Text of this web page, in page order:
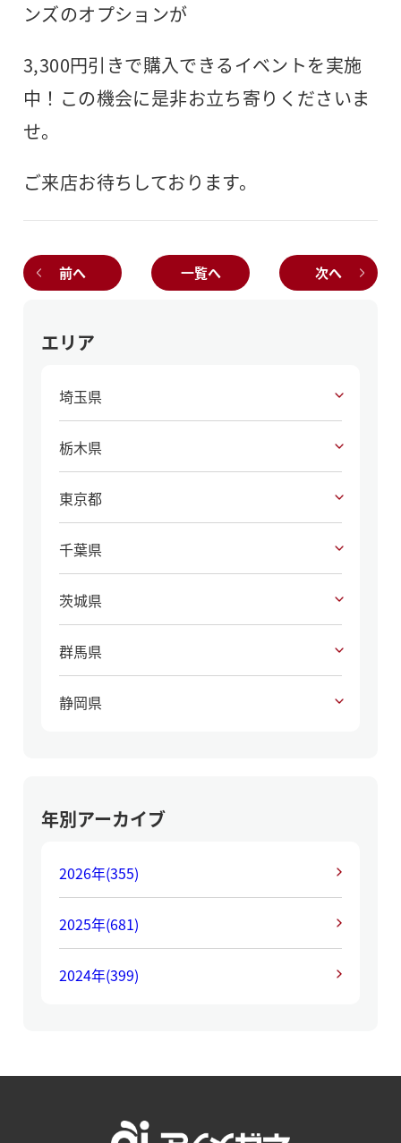
ンズのオプションが
3,300円引きで購入できるイベントを実施
中！この機会に是非お立ち寄りくださいま
せ。
ご来店お待ちしております。
前へ 一覧へ 次へ
エリア
埼玉県
栃木県
東京都
千葉県
茨城県
群馬県
静岡県
年別アーカイブ
2026年(355)
2025年(681)
2024年(399)